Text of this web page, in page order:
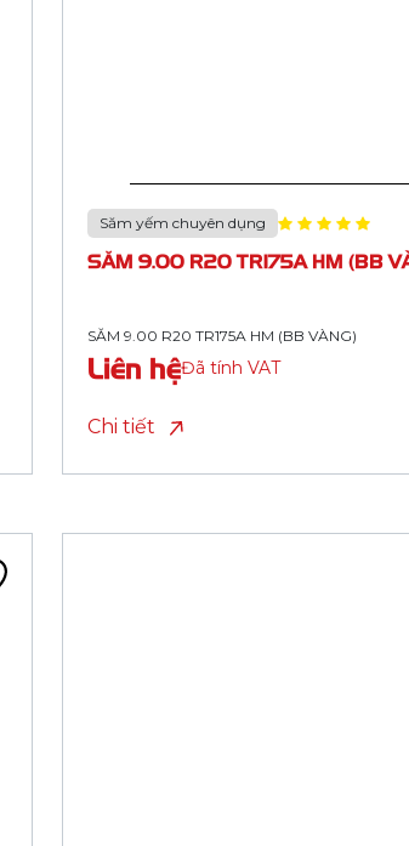
Săm yếm chuyên dụng
SĂM 8.25-16/8.25 R16 TR177A HM
SĂM 8.25-16/8.25 R16 TR177A HM
Liên hệĐã tính VAT
Chi tiết